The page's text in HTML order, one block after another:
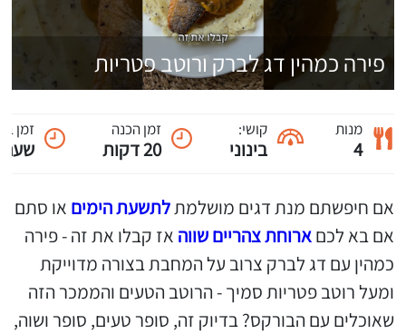
פירה כמהין דג לברק ורוטב פטריות
מנות
4
קושי:
בינוני
זמן הכנה
20 דקות
זמן
שעה
אם חיפשתם מנת דגים מושלמתלתשעת הימים או סתם
אם בא לכםארוחת צהריים שווה אז קבלו את זה - פירה
כמהין עם דג לברק צרוב על המחבת בצורה מדוייקת
ומעל רוטב פטריות סמיך - הרוטב הטעים והממכר הזה
שאוכלים עם הבורקס? בדיוק זה, סופר טעים, סופר ושוה,